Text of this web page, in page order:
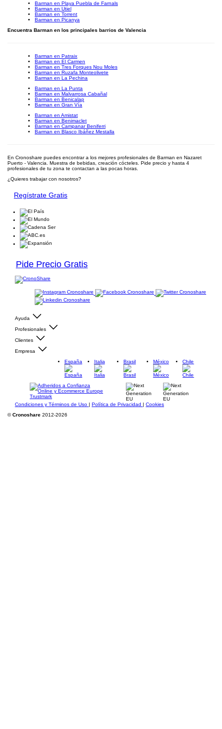
Barman en Playa Puebla de Farnals
Barman en Utiel
Barman en Torrent
Barman en Picanya
Encuentra Barman en los principales barrios de Valencia
Barman en Patraix
Barman en El Carmen
Barman en Tres Forques Nou Moles
Barman en Ruzafa Monteolivete
Barman en La Pechina
Barman en La Punta
Barman en Malvarrosa Cabañal
Barman en Benicalap
Barman en Gran Vía
Barman en Amistat
Barman en Benimaclet
Barman en Campanar Beniferri
Barman en Blasco Ibáñez Mestalla
En Cronoshare puedes encontrar a los mejores profesionales de Barman en Nazaret
Puerto - Valencia. Muestra de bebidas, creación cócteles. Pide precio y hasta 4
profesionales de tu zona te contactan a las pocas horas.
¿Quieres trabajar con nosotros?
Regístrate Gratis
Pide Precio Gratis
Ayuda
Profesionales
Clientes
Empresa
España
Italia Brasil México Chile
Condiciones y Términos de Uso | Política de Privacidad | Cookies
©Cronoshare 2012-2026